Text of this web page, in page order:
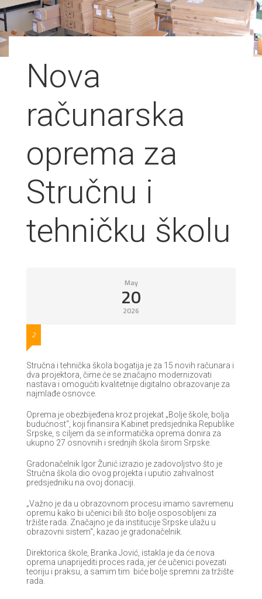
Nova
računarska
oprema za
Stručnu i
tehničku školu
May
20
2026
2
Stručna i tehnička škola bogatija je za 15 novih računara i
dva projektora, čime će se značajno modernizovati
nastava i omogućiti kvalitetnije digitalno obrazovanje za
najmlađe osnovce.
Oprema je obezbijeđena kroz projekat „Bolje škole, bolja
budućnost“, koji finansira Kabinet predsjednika Republike
Srpske, s ciljem da se informatička oprema donira za
ukupno 27 osnovnih i srednjih škola širom Srpske.
Gradonačelnik Igor Žunić izrazio je zadovoljstvo što je
Stručna škola dio ovog projekta i uputio zahvalnost
predsjedniku na ovoj donaciji.
„Važno je da u obrazovnom procesu imamo savremenu
opremu kako bi učenici bili što bolje osposobljeni za
tržište rada. Značajno je da institucije Srpske ulažu u
obrazovni sistem“, kazao je gradonačelnik.
Direktorica škole, Branka Jović, istakla je da će nova
oprema unaprijediti proces rada, jer će učenici povezati
teoriju i praksu, a samim tim biće bolje spremni za tržište
rada.